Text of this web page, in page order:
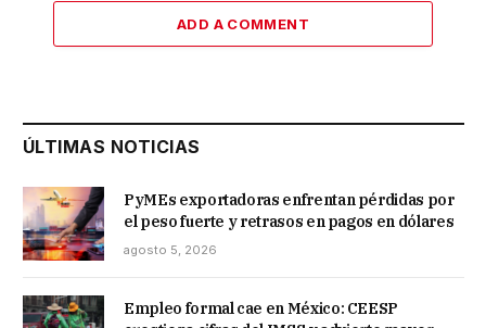
ADD A COMMENT
ÚLTIMAS NOTICIAS
PyMEs exportadoras enfrentan pérdidas por
el peso fuerte y retrasos en pagos en dólares
agosto 5, 2026
Empleo formal cae en México: CEESP